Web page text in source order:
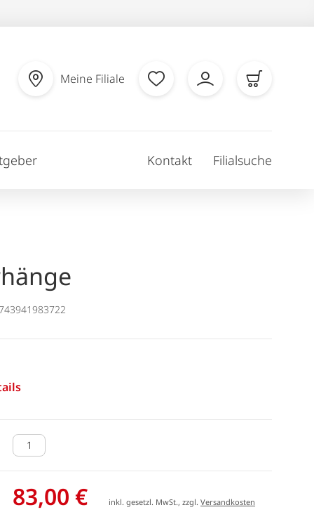
Meine Filiale
Kontakt Filialsuche
83,00 € inkl. gesetzl. MwSt., zzgl.Versandkosten